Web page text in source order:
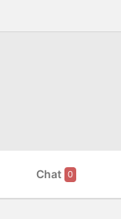
Chat 0